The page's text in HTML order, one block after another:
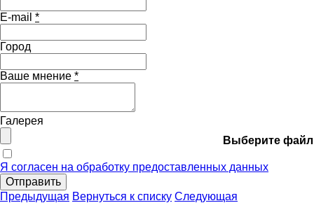
E-mail *
Город
Ваше мнение *
Галерея
Выберите файл
Я согласен на обработку предоставленных данных
Отправить
Предыдущая Вернуться к списку Следующая